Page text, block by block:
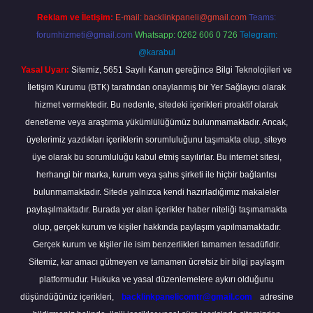
Reklam ve İletişim: E-mail: backlinkpaneli@gmail.com Teams:
forumhizmeti@gmail.com Whatsapp: 0262 606 0 726 Telegram:
@karabul
Yasal Uyarı: Sitemiz, 5651 Sayılı Kanun gereğince Bilgi Teknolojileri ve
İletişim Kurumu (BTK) tarafından onaylanmış bir Yer Sağlayıcı olarak
hizmet vermektedir. Bu nedenle, sitedeki içerikleri proaktif olarak
denetleme veya araştırma yükümlülüğümüz bulunmamaktadır. Ancak,
üyelerimiz yazdıkları içeriklerin sorumluluğunu taşımakta olup, siteye
üye olarak bu sorumluluğu kabul etmiş sayılırlar. Bu internet sitesi,
herhangi bir marka, kurum veya şahıs şirketi ile hiçbir bağlantısı
bulunmamaktadır. Sitede yalnızca kendi hazırladığımız makaleler
paylaşılmaktadır. Burada yer alan içerikler haber niteliği taşımamakta
olup, gerçek kurum ve kişiler hakkında paylaşım yapılmamaktadır.
Gerçek kurum ve kişiler ile isim benzerlikleri tamamen tesadüfidir.
Sitemiz, kar amacı gütmeyen ve tamamen ücretsiz bir bilgi paylaşım
platformudur. Hukuka ve yasal düzenlemelere aykırı olduğunu
düşündüğünüz içerikleri,
backlinkpanelicomtr@gmail.com
adresine